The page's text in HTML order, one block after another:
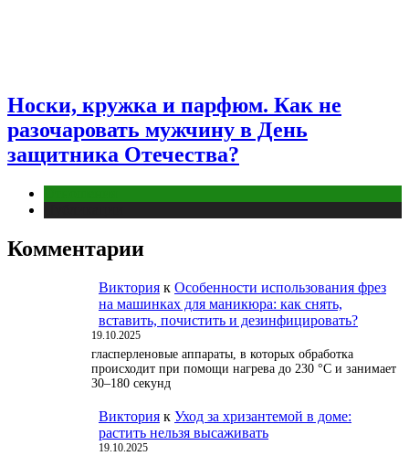
Носки, кружка и парфюм. Как не
разочаровать мужчину в День
защитника Отечества?
Комментарии
Виктория к Особенности использования фрез
на машинках для маникюра: как снять,
вставить, почистить и дезинфицировать?
19.10.2025
гласперленовые аппараты, в которых обработка
происходит при помощи нагрева до 230 °С и занимает
30–180 секунд
Виктория к Уход за хризантемой в доме:
растить нельзя высаживать
19.10.2025